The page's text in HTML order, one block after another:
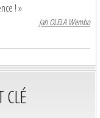
! »
Jah OLELA Wembo
CLÉ